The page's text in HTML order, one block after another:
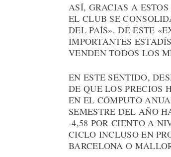
ASÍ, GRACIAS A
EL CLUB SE
DEL PAÍS». DE ESTE
IMPORTANTES
VENDEN TODOS LOS
EN ESTE SENTIDO,
DE QUE LOS PRECIOS
EN EL CÓMPUTO
SEMESTRE DEL AÑO
-4,58 POR CIENTO A
CICLO INCLUSO EN
BARCELONA O